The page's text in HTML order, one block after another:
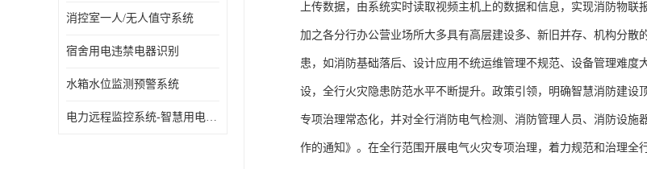
消控室一人/无人值守系统
宿舍用电违禁电器识别
水箱水位监测预警系统
电力远程监控系统-智慧用电安全监控管理系统
上传数据，由系统实时读取视频主机上的数据和信息，实现消防物
加之各分行办公营业场所大多具有高层建设多、新旧并存、机构分
患，如消防基础落后、设计应用不统运维管理不规范、设备管理难
设，全行火灾隐患防范水平不断提升。政策引领，明确智慧消防建
专项治理常态化，并对全行消防电气检测、消防管理人员、消防设
作的通知》。在全行范围开展电气火灾专项治理，着力规范和治理